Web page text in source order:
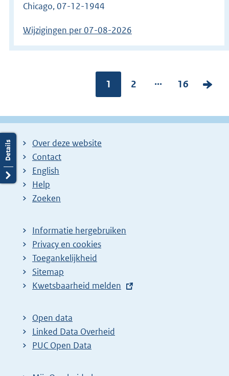
Chicago, 07-12-1944
Wijzigingen per 07-08-2026
Pagina:
1
P
g
2 ...
P
g
16
V
l
Over deze website
Contact
English
Help
Zoeken
Informatie hergebruiken
Privacy en cookies
Toegankelijkheid
Sitemap
E
t
e
r
Kwetsbaarheid melden
Open data
Linked Data Overheid
PUC Open Data